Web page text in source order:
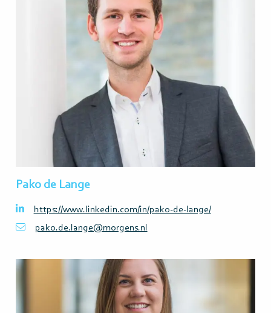
Pako de Lange
https://www.linkedin.com/in/pako-de-lange/
pako.de.lange@morgens.nl
Lees